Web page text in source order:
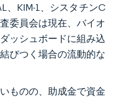
、KIM-1、シスタチンC
委員会は現在、バイオ
ッシュボードに組み込
びつく場合の流動的な
ものの、助成金で資金